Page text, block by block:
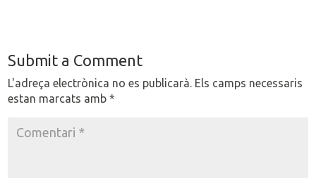
Submit a Comment
L'adreça electrònica no es publicarà. Els camps necessaris
estan marcats amb*